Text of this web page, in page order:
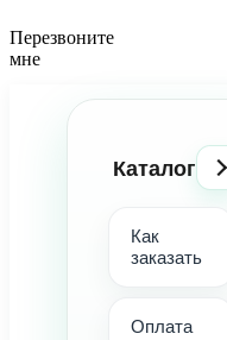
Перезвоните
мне
Каталог
Как
заказать
Оплата